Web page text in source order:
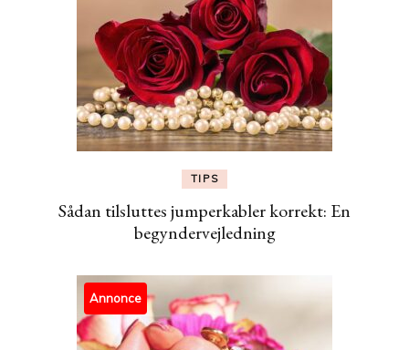
TIPS
Sådan tilsluttes jumperkabler korrekt: En
begyndervejledning
Annonce